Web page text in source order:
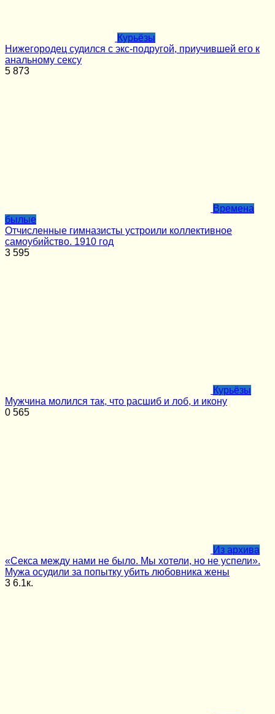
Курьёзы
Нижегородец судился с экс-подругой, приучившей его к
анальному сексу
5 873
Времена
былые
Отчисленные гимназисты устроили коллективное
самоубийство. 1910 год
3 595
Курьёзы
Мужчина молился так, что расшиб и лоб, и икону
0 565
Из архива
«Секса между нами не было. Мы хотели, но не успели».
Мужа осудили за попытку убить любовника жены
3 6.1к.